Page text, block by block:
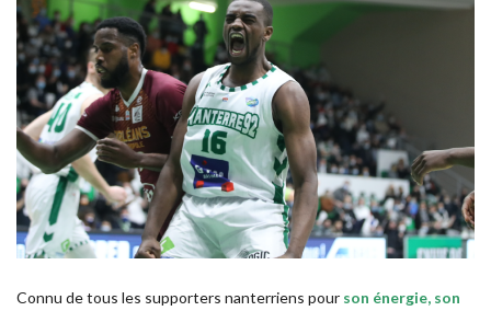
Connu de tous les supporters nanterriens pour son énergie, son